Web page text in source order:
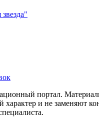
портал.
характер и не заменяют